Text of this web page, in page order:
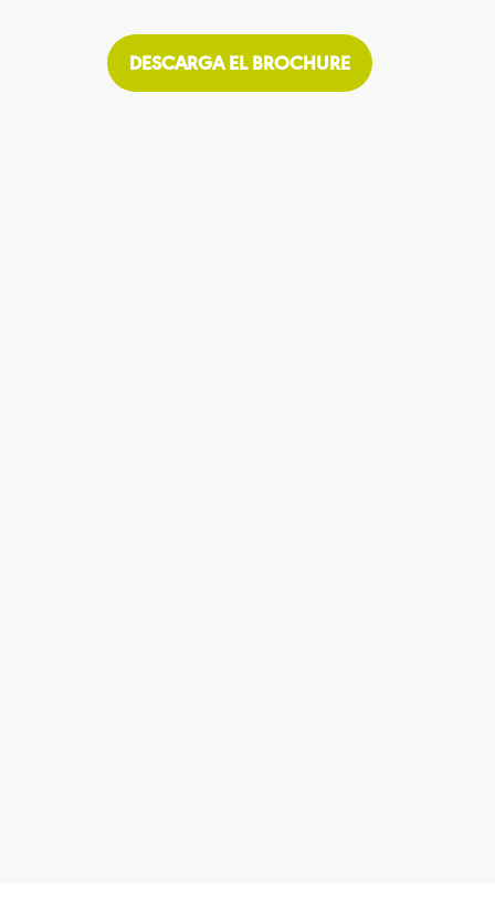
DESCARGA EL BROCHURE